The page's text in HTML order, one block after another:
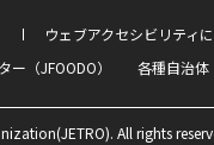
ウェブアクセシビリティ
（JFOODO） 各種自治体
All rights